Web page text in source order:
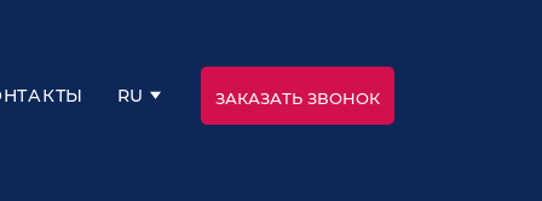
RU ЗАКАЗАТЬ ЗВОНОК